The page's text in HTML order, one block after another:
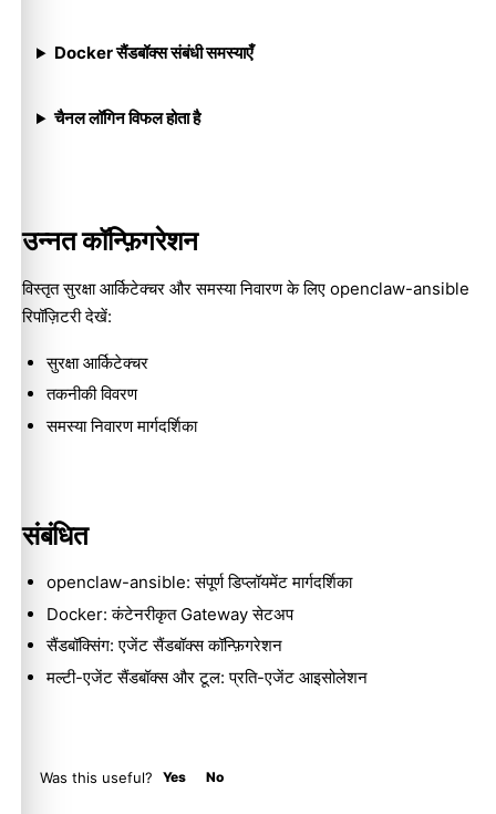
Docker सैंडबॉक्स संबंधी समस्याएँ
चैनल लॉगिन विफल होता है
उन्नत कॉन्फ़िगरेशन
विस्तृत सुरक्षा आर्किटेक्चर और समस्या निवारण के लिए openclaw-ansible
रिपॉज़िटरी देखें:
सुरक्षा आर्किटेक्चर
तकनीकी विवरण
समस्या निवारण मार्गदर्शिका
संबंधित
openclaw-ansible: संपूर्ण डिप्लॉयमेंट मार्गदर्शिका
Docker: कंटेनरीकृत Gateway सेटअप
सैंडबॉक्सिंग: एजेंट सैंडबॉक्स कॉन्फ़िगरेशन
मल्टी-एजेंट सैंडबॉक्स और टूल: प्रति-एजेंट आइसोलेशन
Was this useful? Yes No